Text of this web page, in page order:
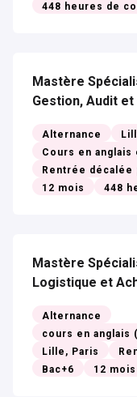
448 heures de
Mastère
Gestion, Audit
Alternance
Cours en anglais
Rentrée
12 mois
448
Mastère
Logistique et
Alternance
cours en anglais
Lille, Paris
Bac+6
12 mois